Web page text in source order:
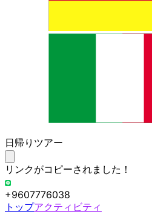
日帰りツアー
リンクがコピーされました！
+9607776038
トップアクティビティ